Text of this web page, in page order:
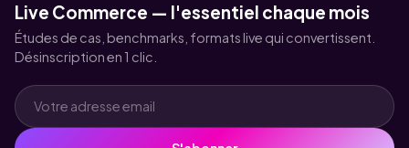
Live Commerce — l'essentiel chaque mois
Études de cas, benchmarks, formats live qui convertissent.
Désinscription en 1 clic.